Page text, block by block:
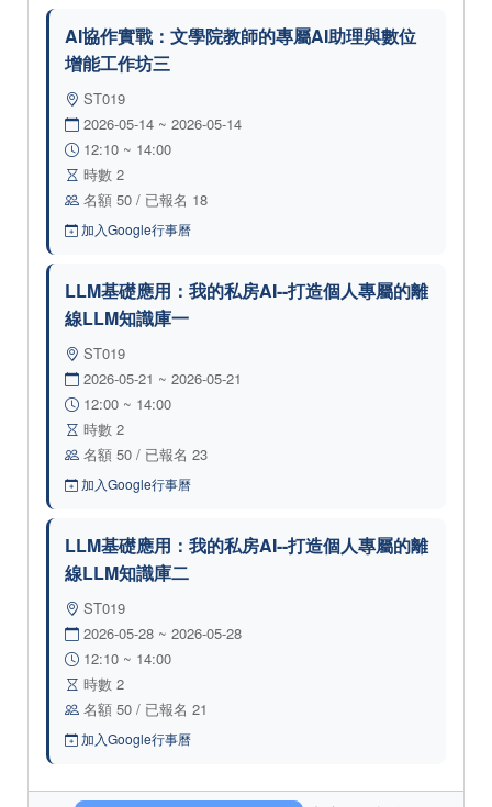
AI協作實戰：文學院教師的專屬AI助理與數位
增能工作坊三
ST019
2026-05-14 ~ 2026-05-14
12:10 ~ 14:00
時數 2
名額 50 / 已報名 18
加入Google行事曆
LLM基礎應用：我的私房AI--打造個人專屬的離
線LLM知識庫一
ST019
2026-05-21 ~ 2026-05-21
12:00 ~ 14:00
時數 2
名額 50 / 已報名 23
加入Google行事曆
LLM基礎應用：我的私房AI--打造個人專屬的離
線LLM知識庫二
ST019
2026-05-28 ~ 2026-05-28
12:10 ~ 14:00
時數 2
名額 50 / 已報名 21
加入Google行事曆